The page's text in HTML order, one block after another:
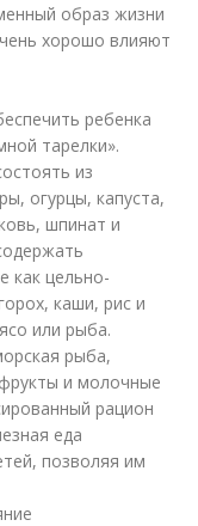
образ жизни
хорошо влияют
ребенка
тарелки».
из
огурцы, капуста,
шпинат и
как цельно-
каши, рис и
или рыба.
рыба,
и молочные
рацион
еда
позволяя им